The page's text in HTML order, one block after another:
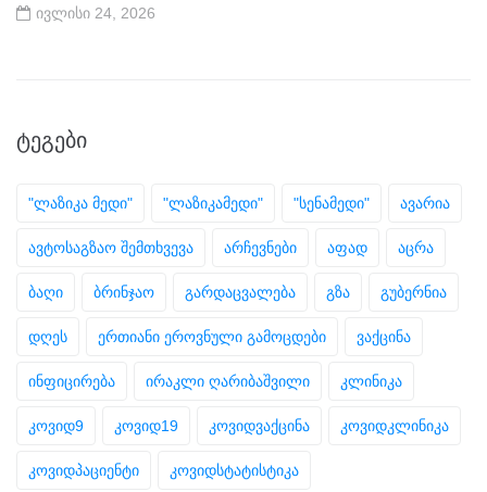
ივლისი 24, 2026
ᲢᲔᲒᲔᲑᲘ
"ლაზიკა მედი" "ლაზიკამედი" "სენამედი" ავარია
ავტოსაგზაო შემთხვევა არჩევნები აფად აცრა
ბაღი ბრინჯაო გარდაცვალება გზა გუბერნია
დღეს ერთიანი ეროვნული გამოცდები ვაქცინა
ინფიცირება ირაკლი ღარიბაშვილი კლინიკა
კოვიდ9 კოვიდ19 კოვიდვაქცინა კოვიდკლინიკა
კოვიდპაციენტი კოვიდსტატისტიკა